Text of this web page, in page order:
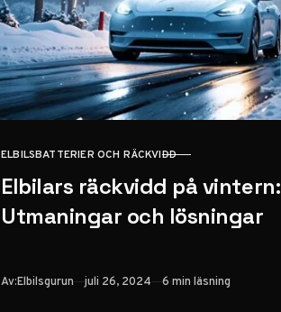
KATEGORI
ELBILSBATTERIER OCH RÄCKVIDD
Elbilars räckvidd på vintern:
Utmaningar och lösningar
Av:Elbilsgurun Publicerad
juli 26, 2024 6 min läsning